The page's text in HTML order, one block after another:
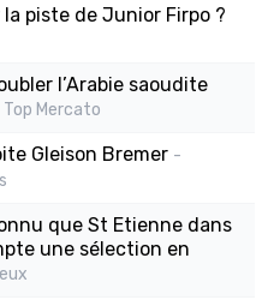
la piste de Junior Firpo ?
l’Arabie saoudite
Top Mercato
Gleison Bremer -
que St Etienne dans
une sélection en